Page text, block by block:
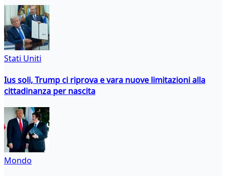
Stati Uniti
Ius soli, Trump ci riprova e vara nuove limitazioni alla
cittadinanza per nascita
Mondo